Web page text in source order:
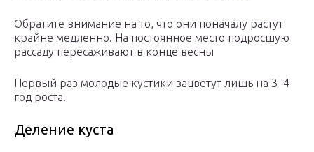
Обратите внимание на то, что они поначалу растут
крайне медленно. На постоянное место подросшую
рассаду пересаживают в конце весны
Первый раз молодые кустики зацветут лишь на 3–4
год роста.
Деление куста